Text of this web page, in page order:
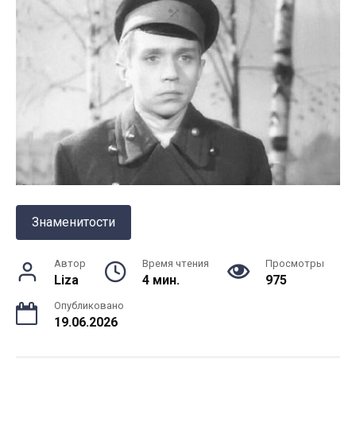
Знаменитости
Автор
Liza
Время чтения
4 мин.
Просмотры
975
Опубликовано
19.06.2026